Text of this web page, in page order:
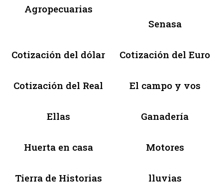
Agropecuarias
Senasa
Cotización del dólar Cotización del Euro
Cotización del Real El campo y vos
Ellas Ganadería
Huerta en casa Motores
Tierra de Historias lluvias